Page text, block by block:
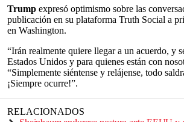
Trump expresó optimismo sobre las
publicación en su plataforma Truth Social a
en Washington.
“Irán realmente quiere llegar a un acuerdo, y
Estados Unidos y para quienes están con
“Simplemente siéntense y relájense, todo
¡Siempre ocurre!”.
RELACIONADOS